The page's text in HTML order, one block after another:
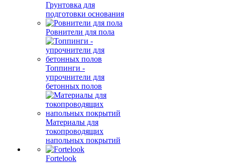
Грунтовка для
подготовки основания
Ровнители для пола
Топпинги -
упрочнители для
бетонных полов
Материалы для
токопроводящих
напольных покрытий
Fortelook